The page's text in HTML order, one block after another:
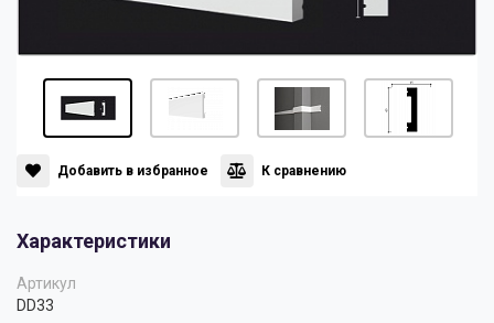
Пилястры
Плинтусы
Скрытое освещение
Нео Классика
Султан
Хай Тек
Добавить в избранное К сравнению
Характеристики
Артикул
DD33